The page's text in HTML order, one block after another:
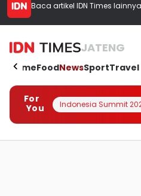
Baca artikel IDN Times lainnya
JATENG
HomeFoodNewsSportTravel
For
You
Indonesia Summit